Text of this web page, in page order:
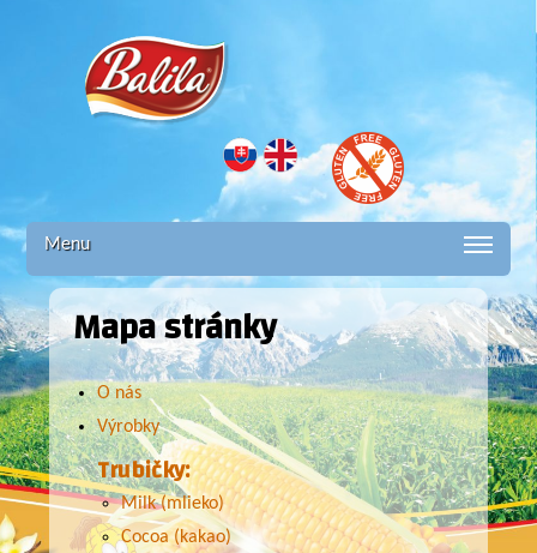
Balila -
Kukuričná
trubička
plnená
lahodným
Menu
Mapa stránky
O nás
Výrobky
Trubičky:
Milk (mlieko)
Cocoa (kakao)